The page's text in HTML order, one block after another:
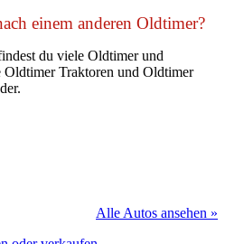
einem anderen Oldtimer?
du viele Oldtimer und
Oldtimer Traktoren und Oldtimer
Alle Autos ansehen »